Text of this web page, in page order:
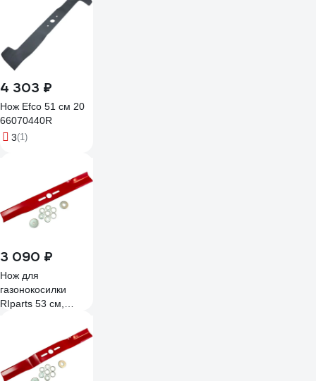
4 303 ₽
Нож Efco 51 см 20
66070440R
3(1)
3 090 ₽
Нож для
газонокосилки
RIparts 53 см,
UBS-21-530